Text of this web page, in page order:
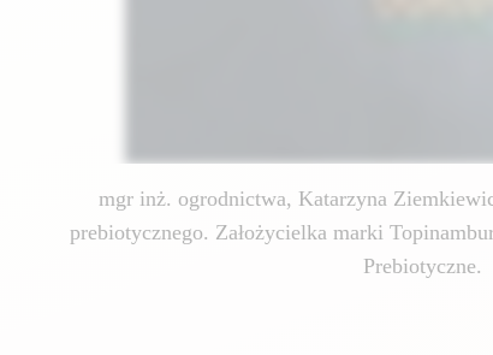
mgr inż. ogrodnictwa, Katarzyna
prebiotycznego. Założycielka marki
Prebiotyczne.